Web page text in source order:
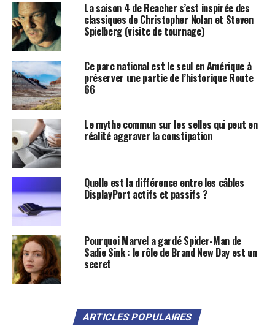
La saison 4 de Reacher s’est inspirée des
classiques de Christopher Nolan et Steven
Spielberg (visite de tournage)
Ce parc national est le seul en Amérique à
préserver une partie de l’historique Route
66
Le mythe commun sur les selles qui peut en
réalité aggraver la constipation
Quelle est la différence entre les câbles
DisplayPort actifs et passifs ?
Pourquoi Marvel a gardé Spider-Man de
Sadie Sink : le rôle de Brand New Day est un
secret
ARTICLES POPULAIRES